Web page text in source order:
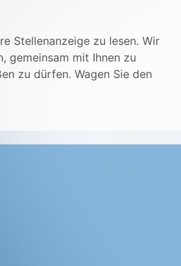
Stellenanzeige zu lesen. Wir
gemeinsam mit Ihnen zu
zu dürfen. Wagen Sie den